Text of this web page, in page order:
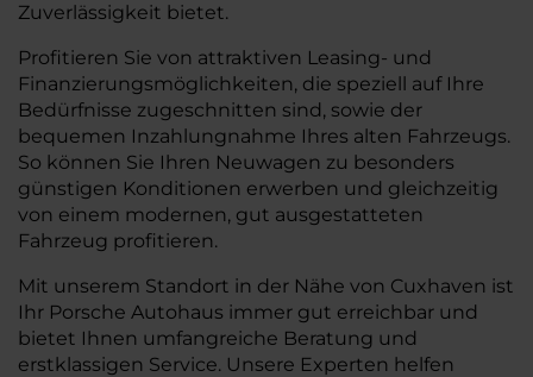
Zuverlässigkeit bietet.
Profitieren Sie von attraktiven Leasing- und
Finanzierungsmöglichkeiten, die speziell auf Ihre
Bedürfnisse zugeschnitten sind, sowie der
bequemen Inzahlungnahme Ihres alten Fahrzeugs.
So können Sie Ihren Neuwagen zu besonders
günstigen Konditionen erwerben und gleichzeitig
von einem modernen, gut ausgestatteten
Fahrzeug profitieren.
Mit unserem Standort in der Nähe von Cuxhaven ist
Ihr Porsche Autohaus immer gut erreichbar und
bietet Ihnen umfangreiche Beratung und
erstklassigen Service. Unsere Experten helfen